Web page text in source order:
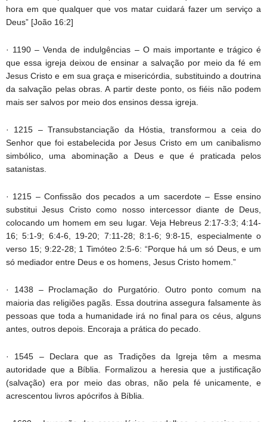
hora em que qualquer que vos matar cuidará fazer um serviço a
Deus” [João 16:2]
· 1190 – Venda de indulgências – O mais importante e trágico é
que essa igreja deixou de ensinar a salvação por meio da fé em
Jesus Cristo e em sua graça e misericórdia, substituindo a doutrina
da salvação pelas obras. A partir deste ponto, os fiéis não podem
mais ser salvos por meio dos ensinos dessa igreja.
· 1215 – Transubstanciação da Hóstia, transformou a ceia do
Senhor que foi estabelecida por Jesus Cristo em um canibalismo
simbólico, uma abominação a Deus e que é praticada pelos
satanistas.
· 1215 – Confissão dos pecados a um sacerdote – Esse ensino
substitui Jesus Cristo como nosso intercessor diante de Deus,
colocando um homem em seu lugar. Veja Hebreus 2:17-3:3; 4:14-
16; 5:1-9; 6:4-6, 19-20; 7:11-28; 8:1-6; 9:8-15, especialmente o
verso 15; 9:22-28; 1 Timóteo 2:5-6: “Porque há um só Deus, e um
só mediador entre Deus e os homens, Jesus Cristo homem.”
· 1438 – Proclamação do Purgatório. Outro ponto comum na
maioria das religiões pagãs. Essa doutrina assegura falsamente às
pessoas que toda a humanidade irá no final para os céus, alguns
antes, outros depois. Encoraja a prática do pecado.
· 1545 – Declara que as Tradições da Igreja têm a mesma
autoridade que a Bíblia. Formalizou a heresia que a justificação
(salvação) era por meio das obras, não pela fé unicamente, e
acrescentou livros apócrifos à Bíblia.